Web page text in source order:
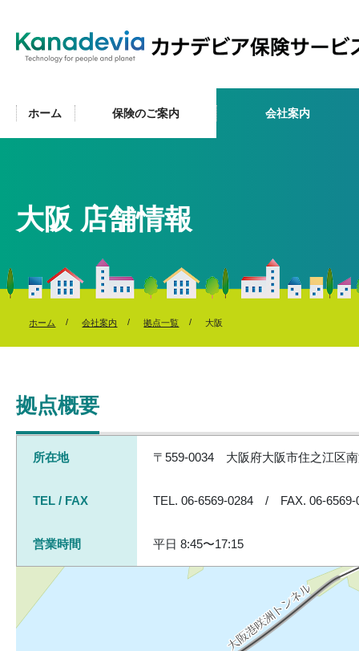
ホーム 保険のご案内 会社案内
大阪 店舗情報
ホーム 会社案内 拠点一覧 大阪
拠点概要
所在地 〒559-0034 大阪府大阪市住之江区
TEL / FAX TEL. 06-6569-0284 / FAX. 06-6569-
営業時間 平日 8:45〜17:15